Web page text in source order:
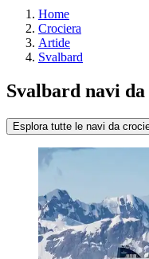
Home
Crociera
Artide
Svalbard
Svalbard navi
Esplora tutte le navi da